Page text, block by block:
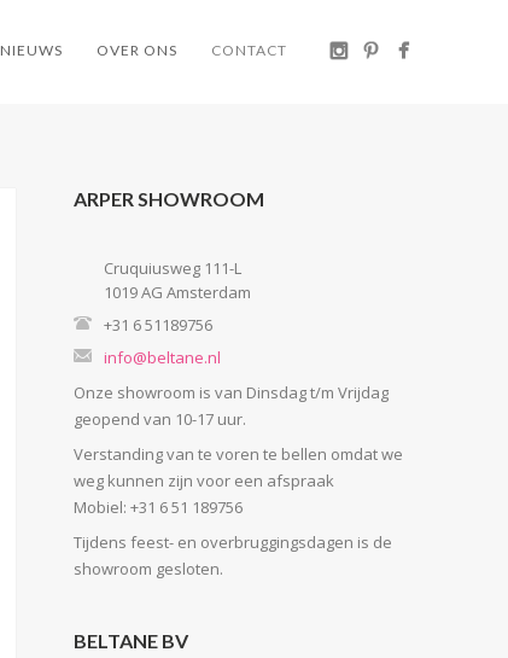
NIEUWS OVER ONS CONTACT
ARPER SHOWROOM
Cruquiusweg 111-L
1019 AG Amsterdam
+31 6 51189756
info@beltane.nl
Onze showroom is van Dinsdag t/m Vrijdag
geopend van 10-17 uur.
Verstanding van te voren te bellen omdat we
weg kunnen zijn voor een afspraak
Mobiel: +31 6 51 189756
Tijdens feest- en overbruggingsdagen is de
showroom gesloten.
BELTANE BV